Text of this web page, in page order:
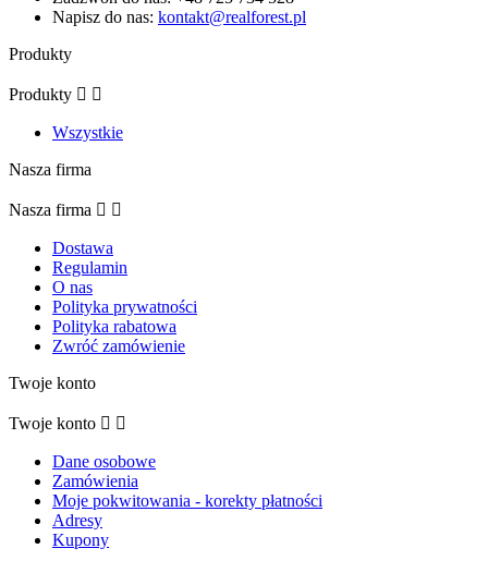
Napisz do nas: kontakt@realforest.pl
Produkty
Produkty  
Wszystkie
Nasza firma
Nasza firma  
Dostawa
Regulamin
O nas
Polityka prywatności
Polityka rabatowa
Zwróć zamówienie
Twoje konto
Twoje konto  
Dane osobowe
Zamówienia
Moje pokwitowania - korekty płatności
Adresy
Kupony